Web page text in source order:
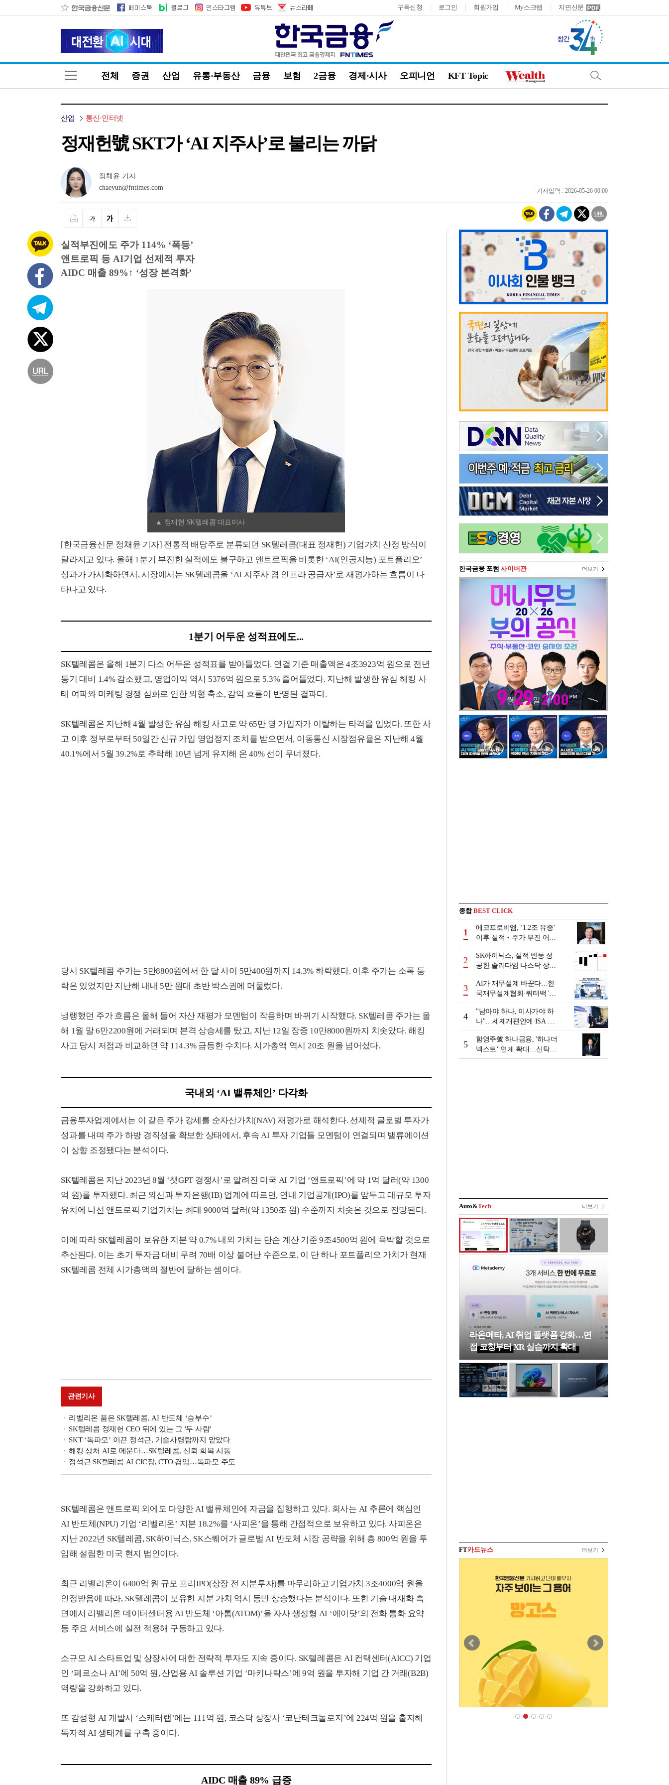
구독신청 로그인 회원가입 My스크랩 지면신문
전체 증권 산업 유통·부동산 금융 보험 2금융 경제·시사 오피니언 KFT Topic
산업 통신·인터넷
정재헌號 SKT가 ‘AI 지주사’로 불리는 까닭
정채윤 기자
chaeyun@fntimes.com
기사입력 : 2026-05-26 00:00
실적부진에도 주가 114% ‘폭등’
앤트로픽 등 AI기업 선제적 투자
AIDC 매출 89%↑ ‘성장 본격화’
▲ 정재헌 SK텔레콤 대표이사
[한국금융신문 정채윤 기자] 전통적 배당주로 분류되던 SK텔레콤(대표 정재헌) 기업가치 산정 방식이
달라지고 있다. 올해 1분기 부진한 실적에도 불구하고 앤트로픽을 비롯한 ‘AI(인공지능) 포트폴리오’
성과가 가시화하면서, 시장에서는 SK텔레콤을 ‘AI 지주사 겸 인프라 공급자’로 재평가하는 흐름이 나
타나고 있다.
1분기 어두운 성적표에도...
SK텔레콤은 올해 1분기 다소 어두운 성적표를 받아들었다. 연결 기준 매출액은 4조3923억 원으로 전년
동기 대비 1.4% 감소했고, 영업이익 역시 5376억 원으로 5.3% 줄어들었다. 지난해 발생한 유심 해킹 사
태 여파와 마케팅 경쟁 심화로 인한 외형 축소, 감익 흐름이 반영된 결과다.
SK텔레콤은 지난해 4월 발생한 유심 해킹 사고로 약 65만 명 가입자가 이탈하는 타격을 입었다. 또한 사
고 이후 정부로부터 50일간 신규 가입 영업정지 조치를 받으면서, 이동통신 시장점유율은 지난해 4월
40.1%에서 5월 39.2%로 추락해 10년 넘게 유지해 온 40% 선이 무너졌다.
당시 SK텔레콤 주가는 5만8800원에서 한 달 사이 5만400원까지 14.3% 하락했다. 이후 주가는 소폭 등
락은 있었지만 지난해 내내 5만 원대 초반 박스권에 머물렀다.
냉랭했던 주가 흐름은 올해 들어 자산 재평가 모멘텀이 작용하며 바뀌기 시작했다. SK텔레콤 주가는 올
해 1월 말 6만2200원에 거래되며 본격 상승세를 탔고, 지난 12일 장중 10만8000원까지 치솟았다. 해킹
사고 당시 저점과 비교하면 약 114.3% 급등한 수치다. 시가총액 역시 20조 원을 넘어섰다.
국내외 ‘AI 밸류체인’ 다각화
금융투자업계에서는 이 같은 주가 강세를 순자산가치(NAV) 재평가로 해석한다. 선제적 글로벌 투자가
성과를 내며 주가 하방 경직성을 확보한 상태에서, 후속 AI 투자 기업들 모멘텀이 연결되며 밸류에이션
이 상향 조정됐다는 분석이다.
SK텔레콤은 지난 2023년 8월 ‘챗GPT 경쟁사’로 알려진 미국 AI 기업 ‘앤트로픽’에 약 1억 달러(약 1300
억 원)를 투자했다. 최근 외신과 투자은행(IB) 업계에 따르면, 연내 기업공개(IPO)를 앞두고 대규모 투자
유치에 나선 앤트로픽 기업가치는 최대 9000억 달러(약 1350조 원) 수준까지 치솟은 것으로 전망된다.
이에 따라 SK텔레콤이 보유한 지분 약 0.7% 내외 가치는 단순 계산 기준 9조4500억 원에 육박할 것으로
추산된다. 이는 초기 투자금 대비 무려 70배 이상 불어난 수준으로, 이 단 하나 포트폴리오 가치가 현재
SK텔레콤 전체 시가총액의 절반에 달하는 셈이다.
관련기사
리벨리온 품은 SK텔레콤, AI 반도체 ‘승부수’
SK텔레콤 정재헌 CEO 뒤에 있는 그 '두 사람'
SKT ‘독파모’ 이끈 정석근, 기술사령탑까지 맡았다
해킹 상처 AI로 메운다…SK텔레콤, 신뢰 회복 시동
정석근 SK텔레콤 AI CIC장, CTO 겸임…독파모 주도
SK텔레콤은 앤트로픽 외에도 다양한 AI 밸류체인에 자금을 집행하고 있다. 회사는 AI 추론에 핵심인
AI 반도체(NPU) 기업 ‘리벨리온’ 지분 18.2%를 ‘사피온’을 통해 간접적으로 보유하고 있다. 사피온은
지난 2022년 SK텔레콤, SK하이닉스, SK스퀘어가 글로벌 AI 반도체 시장 공략을 위해 총 800억 원을 투
입해 설립한 미국 현지 법인이다.
최근 리벨리온이 6400억 원 규모 프리IPO(상장 전 지분투자)를 마무리하고 기업가치 3조4000억 원을
인정받음에 따라, SK텔레콤이 보유한 지분 가치 역시 동반 상승했다는 분석이다. 또한 기술 내재화 측
면에서 리벨리온 데이터센터용 AI 반도체 ‘아톰(ATOM)’을 자사 생성형 AI ‘에이닷’의 전화 통화 요약
등 주요 서비스에 실전 적용해 구동하고 있다.
소규모 AI 스타트업 및 상장사에 대한 전략적 투자도 지속 중이다. SK텔레콤은 AI 컨택센터(AICC) 기업
인 ‘페르소나 AI’에 50억 원, 산업용 AI 솔루션 기업 ‘마키나락스’에 9억 원을 투자해 기업 간 거래(B2B)
역량을 강화하고 있다.
또 감성형 AI 개발사 ‘스캐터랩’에는 111억 원, 코스닥 상장사 ‘코난테크놀로지’에 224억 원을 출자해
독자적 AI 생태계를 구축 중이다.
AIDC 매출 89% 급증
한국금융 포럼 사이버관 더보기
종합BEST CLICK
1
에코프로비엠, ‘1.2조 유증’
이후 실적‧주가 부진 어쩌
2
SK하이닉스, 실적 반등 성
공한 솔리다임 나스닥 상장
3
AI가 재무설계 바꾼다…한
국재무설계협회·쿼터백 '베
4
"남아야 하나, 이사가야 하
나"…세제개편안에 ISA 투
5
함영주號 하나금융, '하나더
넥스트‘ 연계 확대…신탁수
수료 2배 증가 효과 [금융 시
Auto&Tech 더보기
라온메타, AI 취업 플랫폼 강화…면
접 코칭부터 XR 실습까지 확대
FT카드뉴스 더보기